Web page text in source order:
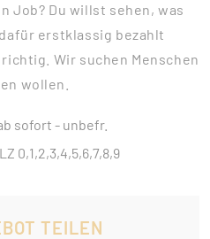
Job? Du willst sehen, was
erstklassig bezahlt
Wir suchen Menschen
wollen.
sofort - unbefr.
0,1,2,3,4,5,6,7,8,9
TEILEN